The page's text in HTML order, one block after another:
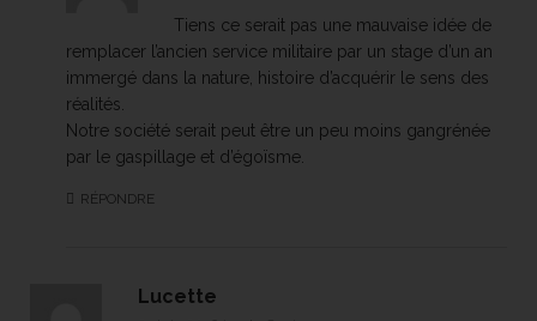
Tiens ce serait pas une mauvaise idée de
remplacer l’ancien service militaire par un stage d’un an
immergé dans la nature, histoire d’acquérir le sens des
réalités.
Notre société serait peut être un peu moins gangrénée
par le gaspillage et d’égoïsme.
RÉPONDRE
Lucette